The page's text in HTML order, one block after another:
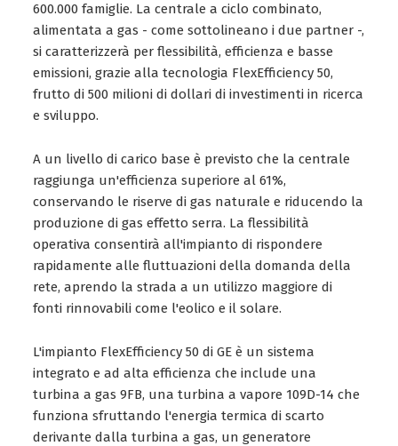
600.000 famiglie. La centrale a ciclo combinato,
alimentata a gas - come sottolineano i due partner -,
si caratterizzerà per flessibilità, efficienza e basse
emissioni, grazie alla tecnologia FlexEfficiency 50,
frutto di 500 milioni di dollari di investimenti in ricerca
e sviluppo.
A un livello di carico base è previsto che la centrale
raggiunga un'efficienza superiore al 61%,
conservando le riserve di gas naturale e riducendo la
produzione di gas effetto serra. La flessibilità
operativa consentirà all'impianto di rispondere
rapidamente alle fluttuazioni della domanda della
rete, aprendo la strada a un utilizzo maggiore di
fonti rinnovabili come l'eolico e il solare.
L'impianto FlexEfficiency 50 di GE è un sistema
integrato e ad alta efficienza che include una
turbina a gas 9FB, una turbina a vapore 109D-14 che
funziona sfruttando l'energia termica di scarto
derivante dalla turbina a gas, un generatore